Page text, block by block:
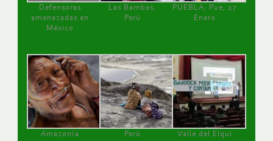
Defensoras
amenazadas en
México
Las Bambas,
Perú
PUEBLA, Pue, 27
Enero
Amazonía
Perú
Valle del Elqui